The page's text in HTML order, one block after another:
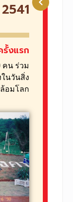
งแรก​
คน ร่วม
นวันสิ่ง
อมโลก